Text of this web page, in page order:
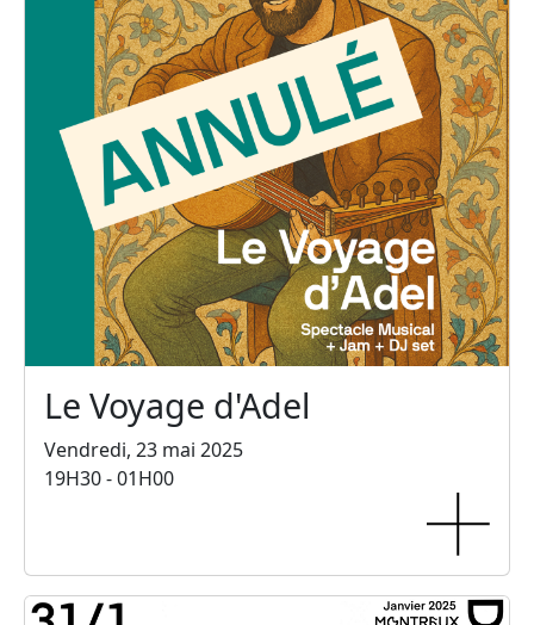
Le Voyage d'Adel
Vendredi, 23 mai 2025
19H30 - 01H00